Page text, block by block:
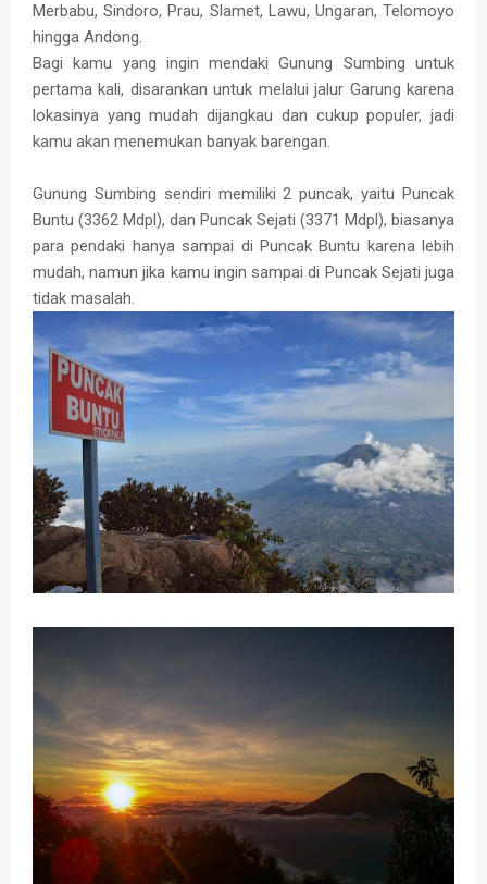
Merbabu, Sindoro, Prau, Slamet, Lawu, Ungaran, Telomoyo
hingga Andong.
Bagi kamu yang ingin mendaki Gunung Sumbing untuk
pertama kali, disarankan untuk melalui jalur Garung karena
lokasinya yang mudah dijangkau dan cukup populer, jadi
kamu akan menemukan banyak barengan.
Gunung Sumbing sendiri memiliki 2 puncak, yaitu Puncak
Buntu (3362 Mdpl), dan Puncak Sejati (3371 Mdpl), biasanya
para pendaki hanya sampai di Puncak Buntu karena lebih
mudah, namun jika kamu ingin sampai di Puncak Sejati juga
tidak masalah.